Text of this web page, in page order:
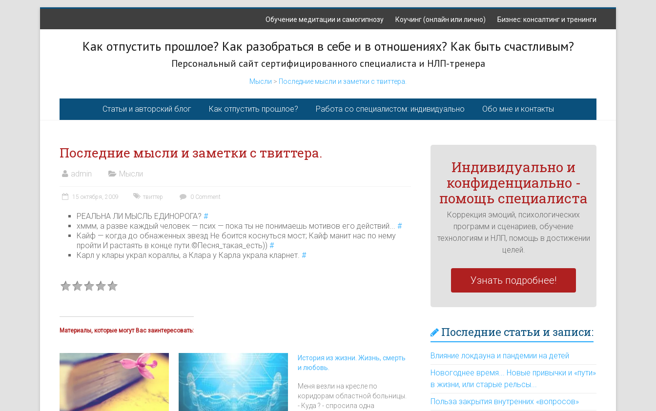
Обучение медитации и самогипнозу Коучинг (онлайн или лично) Бизнес: консалтинг и тренинги
Как отпустить прошлое? Как разобраться в себе и в отношениях? Как быть счастливым?
Персональный сайт сертифицированного специалиста и НЛП-тренера
Мысли > Последние мысли и заметки с твиттера.
Статьи и авторский блог Как отпустить прошлое? Работа со специалистом: индивидуально Обо мне и контакты
Последние мысли и заметки с твиттера.
admin Мысли
15 октября, 2009 твиттер 0 Comment
РЕАЛЬНА ЛИ МЫСЛЬ ЕДИНОРОГА? #
хммм, а разве каждый человек — псих — пока ты не понимаешь мотивов его действий... #
Кайф — когда до обнаженных звезд Не боится коснуться мост; Кайф манит нас по нему
пройти И растаять в конце пути.©Песня_такая_есть)) #
Карл у клары украл кораллы, а Клара у Карла украла кларнет. #
Материалы, которые могут Вас заинтересовать:
История из жизни. Жизнь, смерть
и любовь.
Меня везли на кресле по
коридорам областной больницы.
- Куда ? - спросила одна
Индивидуально и
конфиденциально -
помощь специалиста
Коррекция эмоций, психологических
программ и сценариев, обучение
технологиям и НЛП, помощь в достижении
целей.
Узнать подробнее!
Последние статьи и записи:
Влияние локдауна и пандемии на детей
Новогоднее время... Новые привычки и «пути»
в жизни, или старые рельсы...
Польза закрытия внутренних «вопросов»